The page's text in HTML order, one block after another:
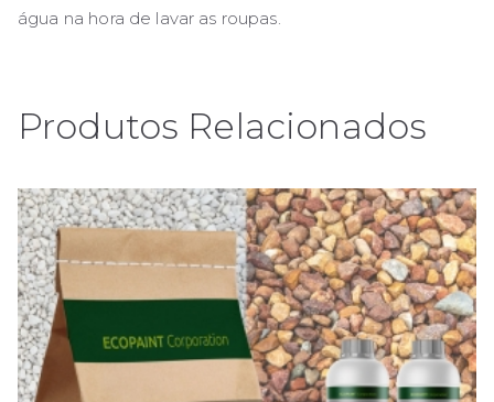
água na hora de lavar as roupas.
Produtos Relacionados